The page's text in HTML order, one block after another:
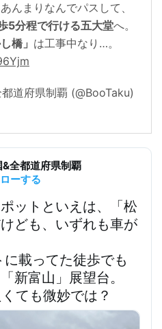
んまりなんでパスして、
5分程で行ける五大堂へ。
橋」 は工事中なり…。
道府県制覇 (@BooTaku)
全都道府県制覇
ーする
ットといえは、「松
ども、いずれも車が
新富山」展望台。
ても微妙では？